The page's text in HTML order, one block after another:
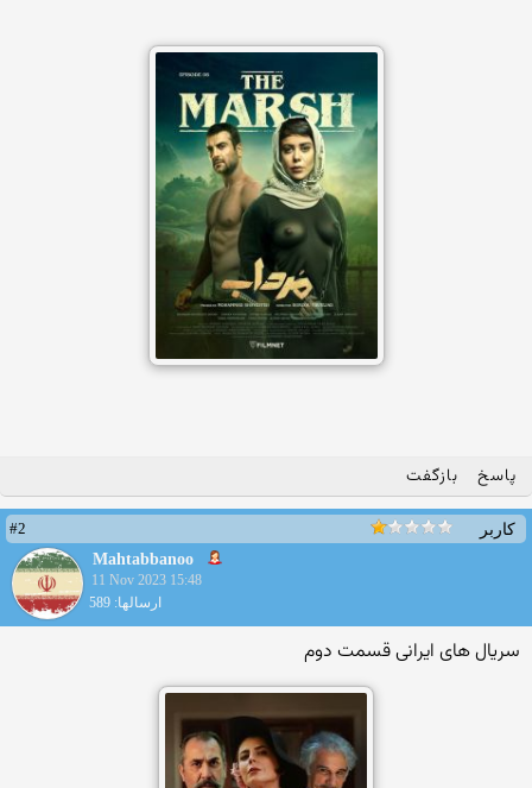
پاسخ بازگفت
کاربر
#2
Mahtabbanoo
11 Nov 2023 15:48
ارسالها: 589
سریال های ایرانی قسمت دوم